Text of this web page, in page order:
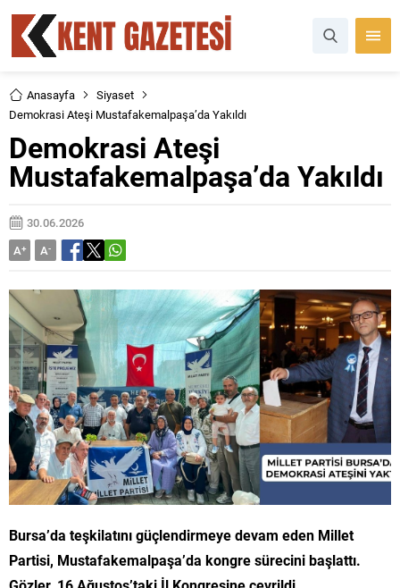
Anasayfa
Siyaset
Demokrasi Ateşi Mustafakemalpaşa’da Yakıldı
Demokrasi Ateşi
Mustafakemalpaşa’da Yakıldı
30.06.2026
A+ A-
Bursa’da teşkilatını güçlendirmeye devam eden Millet
Partisi, Mustafakemalpaşa’da kongre sürecini başlattı.